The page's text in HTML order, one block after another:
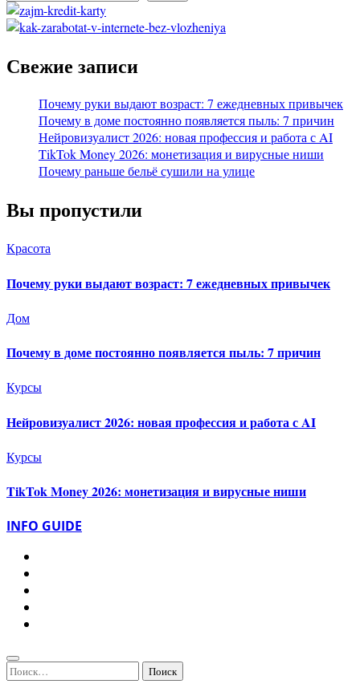
Свежие записи
Почему руки выдают возраст: 7 ежедневных привычек
Почему в доме постоянно появляется пыль: 7 причин
Нейровизуалист 2026: новая профессия и работа с AI
TikTok Money 2026: монетизация и вирусные ниши
Почему раньше бельё сушили на улице
Вы пропустили
Красота
Почему руки выдают возраст: 7 ежедневных привычек
Дом
Почему в доме постоянно появляется пыль: 7 причин
Курсы
Нейровизуалист 2026: новая профессия и работа с AI
Курсы
TikTok Money 2026: монетизация и вирусные ниши
INFO GUIDE
Найти: